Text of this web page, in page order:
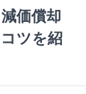
価償却
ツを紹